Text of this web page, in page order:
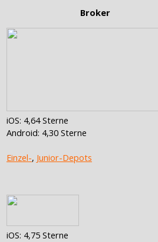
Broker
iOS: 4,64 Sterne
Android: 4,30 Sterne
Einzel-, Junior-Depots
iOS: 4,75 Sterne